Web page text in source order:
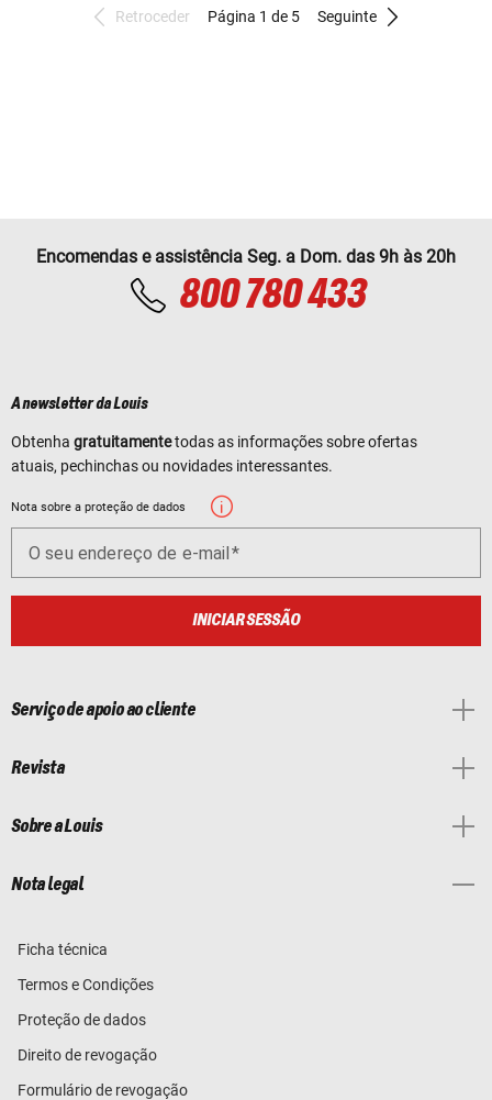
Retroceder Página 1 de 5 Seguinte
Encomendas e assistência Seg. a Dom. das 9h às 20h
800 780 433
A newsletter da Louis
Obtenha gratuitamentetodas as informações sobre ofertas
atuais, pechinchas ou novidades interessantes.
Nota sobre a proteção de dados
O seu endereço de e-mail
INICIAR SESSÃO
Serviço de apoio ao cliente
Revista
Sobre a Louis
Nota legal
Ficha técnica
Termos e Condições
Proteção de dados
Direito de revogação
Formulário de revogação